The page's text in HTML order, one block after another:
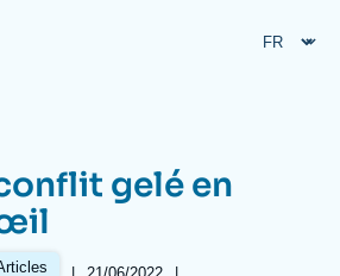
gelé en
|
Date
21/06/2022
|